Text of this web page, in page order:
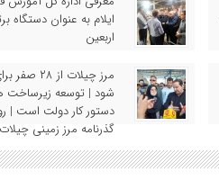
ایلام به‌ عنوان دستگاه
اربعین
مرز چیلات
شود | توسعه زیرساخت‌
دستور کار دولت است |
گذرنامه مرز زمینی چیلات